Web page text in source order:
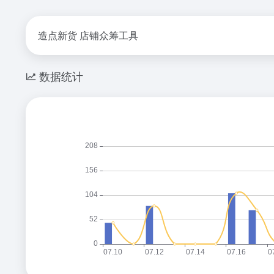
造点新货 店铺众筹工具
数据统计